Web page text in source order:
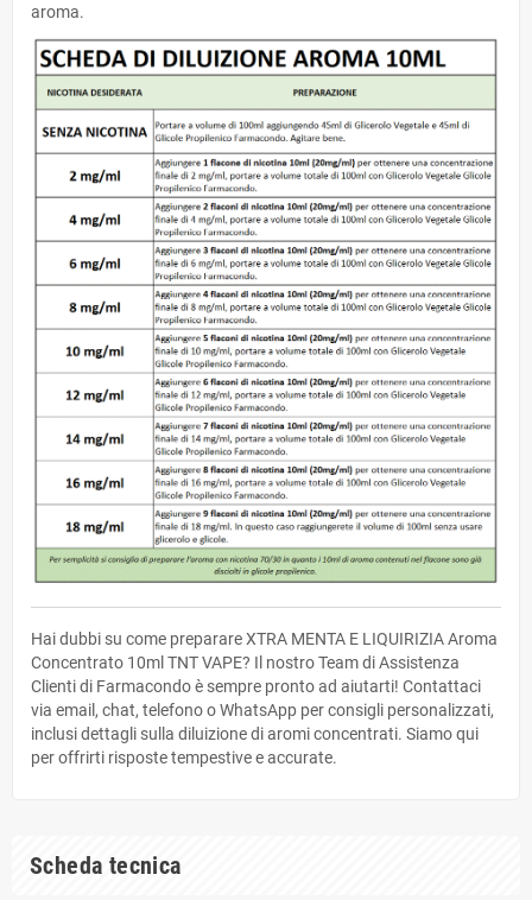
aroma.
Hai dubbi su come preparare XTRA MENTA E LIQUIRIZIA Aroma
Concentrato 10ml TNT VAPE? Il nostro Team di Assistenza
Clienti di Farmacondo è sempre pronto ad aiutarti! Contattaci
via email, chat, telefono o WhatsApp per consigli personalizzati,
inclusi dettagli sulla diluizione di aromi concentrati. Siamo qui
per offrirti risposte tempestive e accurate.
Scheda tecnica